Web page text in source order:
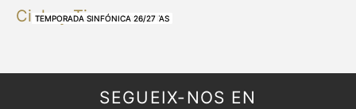
NUESTRAS BANDAS Y ORQUESTAS
NUESTRAS BANDAS Y ORQUESTAS
OTRAS MÚSICAS
NUESTRAS BANDAS Y ORQUESTAS
NUESTRAS BANDAS Y ORQUESTAS
TEMPORADA SINFÓNICA 26/27
TEMPORADA SINFÓNICA 26/27
TEMPORADA SINFÓNICA 26/27
Cielo y Tierra
TEMPORADA SINFÓNICA 26/27
SEGUEIX-NOS EN